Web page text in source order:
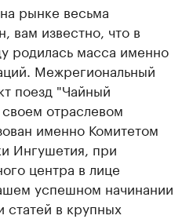
рынке весьма
вам известно, что в
родилась масса именно
Межрегиональный
поезд "Чайный
отраслевом
именно Комитетом
Ингушетия, при
центра в лице
успешном начинании
статей в крупных